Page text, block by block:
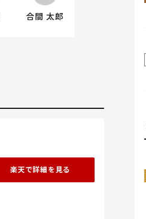
合間 太郎
楽天で詳細を見る